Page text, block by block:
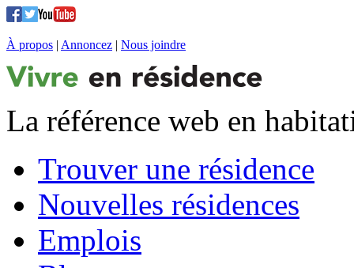
À propos | Annoncez | Nous joindre
La référence web en
Trouver une résidence
Nouvelles résidences
Emplois